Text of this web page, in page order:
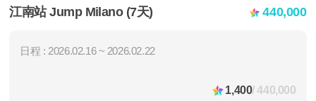
江南站 Jump Milano (7天) 440,000
日程 : 2026.02.16 ~ 2026.02.22
1,400/ 440,000